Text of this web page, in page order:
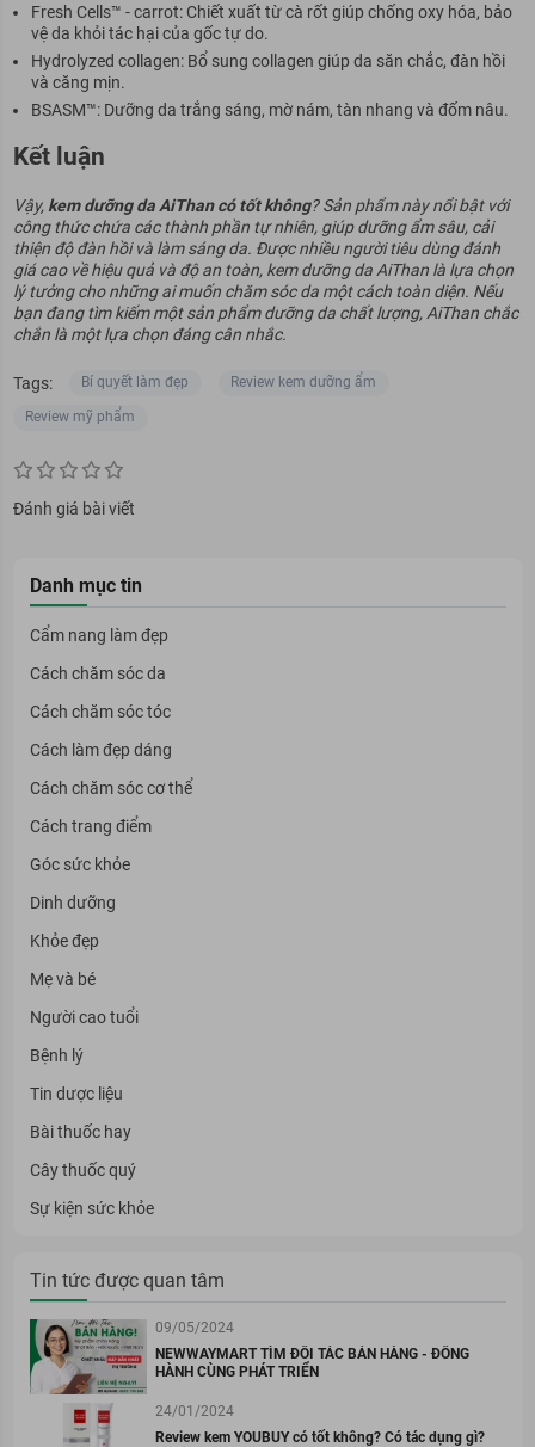
Fresh Cells™ - carrot: Chiết xuất từ cà rốt giúp chống oxy hóa, bảo
vệ da khỏi tác hại của gốc tự do.
Hydrolyzed collagen: Bổ sung collagen giúp da săn chắc, đàn hồi
và căng mịn.
BSASM™: Dưỡng da trắng sáng, mờ nám, tàn nhang và đốm nâu.
Kết luận
Vậy, kem dưỡng da AiThan có tốt không? Sản phẩm này nổi bật với
công thức chứa các thành phần tự nhiên, giúp dưỡng ẩm sâu, cải
thiện độ đàn hồi và làm sáng da. Được nhiều người tiêu dùng đánh
giá cao về hiệu quả và độ an toàn, kem dưỡng da AiThan là lựa chọn
lý tưởng cho những ai muốn chăm sóc da một cách toàn diện. Nếu
bạn đang tìm kiếm một sản phẩm dưỡng da chất lượng, AiThan chắc
chắn là một lựa chọn đáng cân nhắc.
Tags: Bí quyết làm đẹp Review kem dưỡng ẩm
Review mỹ phẩm
Đánh giá bài viết
Danh mục tin
Cẩm nang làm đẹp
Cách chăm sóc da
Cách chăm sóc tóc
Cách làm đẹp dáng
Cách chăm sóc cơ thể
Cách trang điểm
Góc sức khỏe
Dinh dưỡng
Khỏe đẹp
Mẹ và bé
Người cao tuổi
Bệnh lý
Tin dược liệu
Bài thuốc hay
Cây thuốc quý
Sự kiện sức khỏe
Tin tức được quan tâm
09/05/2024
NEWWAYMART TÌM ĐỐI TÁC BÁN HÀNG - ĐỒNG
HÀNH CÙNG PHÁT TRIỂN
24/01/2024
Review kem YOUBUY có tốt không? Có tác dụng gì?